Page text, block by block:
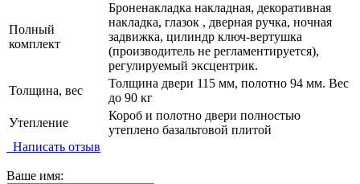
Полный
комплект
Броненакладка накладная, декоративная
накладка, глазок , дверная ручка, ночная
задвижка, цилиндр ключ-вертушка
(производитель не регламентируется),
регулируемый эксцентрик.
Толщина, вес
Толщина двери 115 мм, полотно 94 мм. Вес
до 90 кг
Утепление
Короб и полотно двери полностью
утеплено базальтовой плитой
Написать отзыв
Ваше имя: